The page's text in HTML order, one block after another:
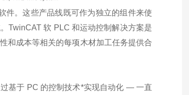
件。这些产品线既可作为独立的组件来使
TwinCAT 软 PLC 和运动控制解决方案是
和成本等相关的每项木材加工任务提供合
基于 PC 的控制技术*实现自动化 — 一直